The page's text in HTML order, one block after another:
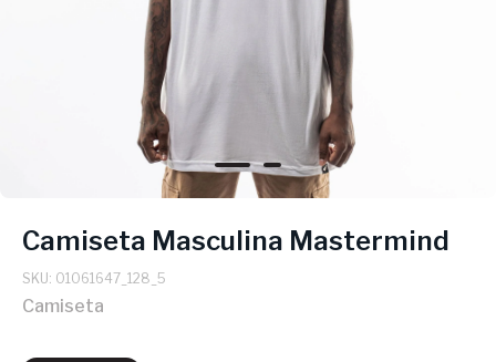
Camiseta Masculina Mastermind
SKU: 01061647_128_5
Camiseta